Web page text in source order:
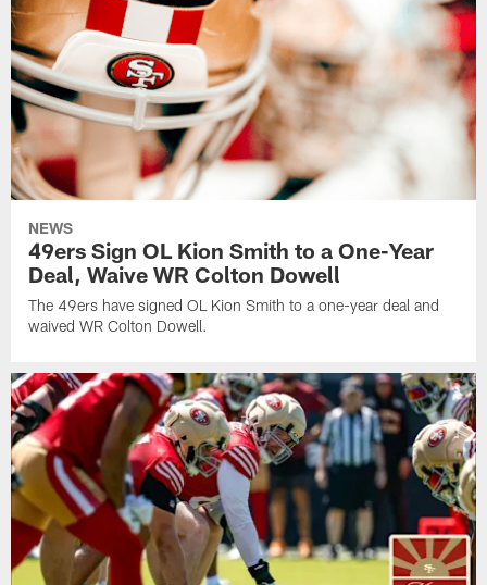
NEWS
49ers Sign OL Kion Smith to a One-Year
Deal, Waive WR Colton Dowell
The 49ers have signed OL Kion Smith to a one-year deal and
waived WR Colton Dowell.